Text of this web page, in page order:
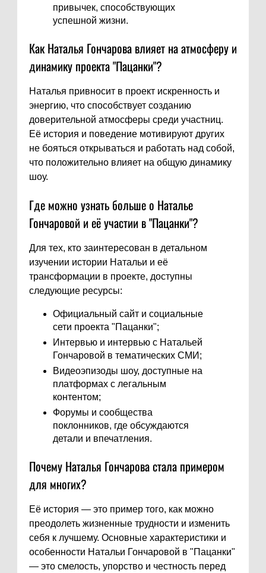
привычек, способствующих
успешной жизни.
Как Наталья Гончарова влияет на атмосферу и
динамику проекта "Пацанки"?
Наталья привносит в проект искренность и
энергию, что способствует созданию
доверительной атмосферы среди участниц.
Её история и поведение мотивируют других
не бояться открываться и работать над собой,
что положительно влияет на общую динамику
шоу.
Где можно узнать больше о Наталье
Гончаровой и её участии в "Пацанки"?
Для тех, кто заинтересован в детальном
изучении истории Натальи и её
трансформации в проекте, доступны
следующие ресурсы:
Официальный сайт и социальные
сети проекта "Пацанки";
Интервью и интервью с Натальей
Гончаровой в тематических СМИ;
Видеоэпизоды шоу, доступные на
платформах с легальным
контентом;
Форумы и сообщества
поклонников, где обсуждаются
детали и впечатления.
Почему Наталья Гончарова стала примером
для многих?
Её история — это пример того, как можно
преодолеть жизненные трудности и изменить
себя к лучшему. Основные характеристики и
особенности Натальи Гончаровой в "Пацанки"
— это смелость, упорство и честность перед